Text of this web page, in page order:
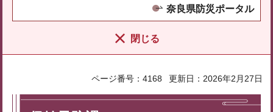
奈良県防災ポータル
閉じる
ページ番号：4168 更新日：2026年2月27日